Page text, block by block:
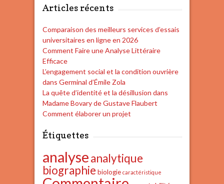
Articles récents
Comparaison des meilleurs services d’essais
universitaires en ligne en 2026
Comment Faire une Analyse Littéraire
Efficace
L’engagement social et la condition ouvrière
dans Germinal d’Émile Zola
La quête d’identité et la désillusion dans
Madame Bovary de Gustave Flaubert
Comment élaborer un projet
Étiquettes
analyseanalytique
biographie biologie caractéristique